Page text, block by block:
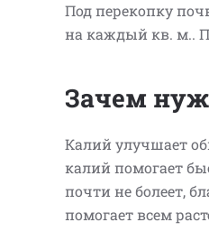
Под перекопку
на каждый кв. м..
Зачем
Калий улучшает
калий помогает
почти не болеет,
помогает всем